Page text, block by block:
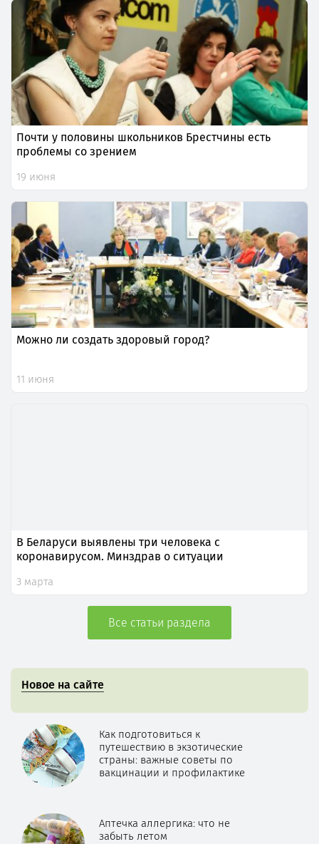
Почти у половины школьников Брестчины есть
проблемы со зрением
19 июня
Можно ли создать здоровый город?
11 июня
В Беларуси выявлены три человека с
коронавирусом. Минздрав о ситуации
3 марта
Все статьи раздела
Новое на сайте
Как подготовиться к
путешествию в экзотические
страны: важные советы по
вакцинации и профилактике
Аптечка аллергика: что не
забыть летом